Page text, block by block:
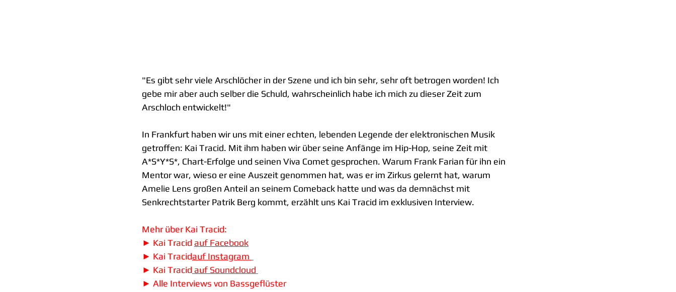
"Es gibt sehr viele Arschlöcher in der Szene und ich bin sehr, sehr oft betrogen worden! Ich
gebe mir aber auch selber die Schuld, wahrscheinlich habe ich mich zu dieser Zeit zum
Arschloch entwickelt!"
In Frankfurt haben wir uns mit einer echten, lebenden Legende der elektronischen Musik
getroffen: Kai Tracid. Mit ihm haben wir über seine Anfänge im Hip-Hop, seine Zeit mit
A*S*Y*S*, Chart-Erfolge und seinen Viva Comet gesprochen. Warum Frank Farian für ihn ein
Mentor war, wieso er eine Auszeit genommen hat, was er im Zirkus gelernt hat, warum
Amelie Lens großen Anteil an seinem Comeback hatte und was da demnächst mit
Senkrechtstarter Patrik Berg kommt, erzählt uns Kai Tracid im exklusiven Interview.
Mehr über Kai Tracid:
► Kai Tracid auf Facebook
► Kai Tracidauf Instagram
► Kai Tracid auf Soundcloud
► Alle Interviews von Bassgeflüster